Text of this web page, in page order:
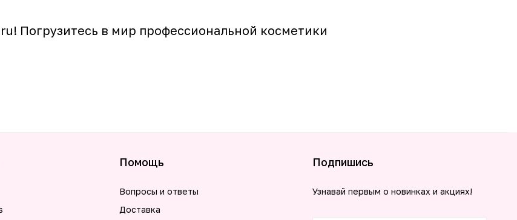
Погрузитесь в мир профессиональной косметики
Помощь
Вопросы и ответы
Доставка
Подпишись
Узнавай первым о новинках и акциях!